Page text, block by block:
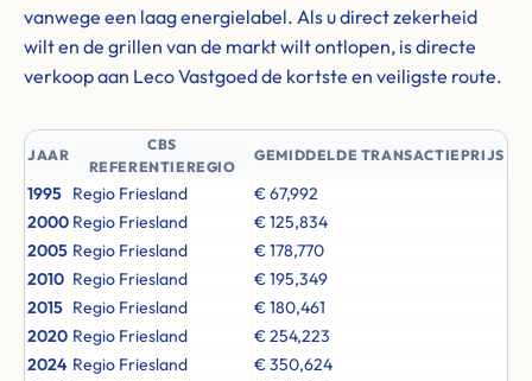
vanwege een laag energielabel. Als u direct zekerheid
wilt en de grillen van de markt wilt ontlopen, is directe
verkoop aan Leco Vastgoed de kortste en veiligste route.
JAAR
CBS
REFERENTIEREGIO
GEMIDDELDE TRANSACTIEPRIJS
1995 Regio Friesland
€ 67,992
2000 Regio Friesland
€ 125,834
2005 Regio Friesland
€ 178,770
2010 Regio Friesland
€ 195,349
2015 Regio Friesland
€ 180,461
2020 Regio Friesland
€ 254,223
2024 Regio Friesland
€ 350,624